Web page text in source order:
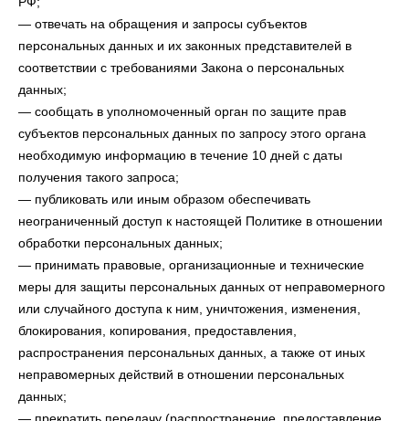
— отвечать на обращения и запросы субъектов
персональных данных и их законных представителей в
соответствии с требованиями Закона о персональных
данных;
— сообщать в уполномоченный орган по защите прав
субъектов персональных данных по запросу этого органа
необходимую информацию в течение 10 дней с даты
получения такого запроса;
— публиковать или иным образом обеспечивать
неограниченный доступ к настоящей Политике в отношении
обработки персональных данных;
— принимать правовые, организационные и технические
меры для защиты персональных данных от неправомерного
или случайного доступа к ним, уничтожения, изменения,
блокирования, копирования, предоставления,
распространения персональных данных, а также от иных
неправомерных действий в отношении персональных
данных;